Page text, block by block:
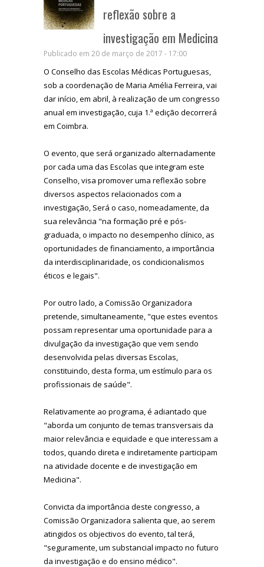
reflexão sobre a
investigação em Medicina
Publicado em 20 de março de 2017 - 17:00
O Conselho das Escolas Médicas Portuguesas,
sob a coordenação de Maria Amélia Ferreira, vai
dar início, em abril, à realização de um congresso
anual em investigação, cuja 1.ª edição decorrerá
em Coimbra.
O evento, que será organizado alternadamente
por cada uma das Escolas que integram este
Conselho, visa promover uma reflexão sobre
diversos aspectos relacionados com a
investigação, Será o caso, nomeadamente, da
sua relevância "na formação pré e pós-
graduada, o impacto no desempenho clínico, as
oportunidades de financiamento, a importância
da interdisciplinaridade, os condicionalismos
éticos e legais".
Por outro lado, a Comissão Organizadora
pretende, simultaneamente, "que estes eventos
possam representar uma oportunidade para a
divulgação da investigação que vem sendo
desenvolvida pelas diversas Escolas,
constituindo, desta forma, um estímulo para os
profissionais de saúde".
Relativamente ao programa, é adiantado que
"aborda um conjunto de temas transversais da
maior relevância e equidade e que interessam a
todos, quando direta e indiretamente participam
na atividade docente e de investigação em
Medicina".
Convicta da importância deste congresso, a
Comissão Organizadora salienta que, ao serem
atingidos os objectivos do evento, tal terá,
"seguramente, um substancial impacto no futuro
da investigação e do ensino médico".